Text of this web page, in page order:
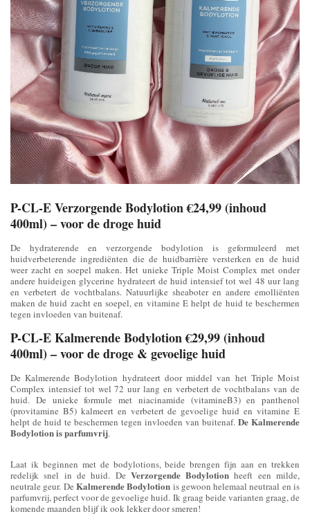
P-CL-E Verzorgende Bodylotion €24,99 (inhoud
400ml) – voor de droge huid
De hydraterende en verzorgende bodylotion is geformuleerd met
huidverbeterende ingrediënten die de huidbarrière versterken en de huid
weer zacht en soepel maken. Het unieke Triple Moist Complex met onder
andere huideigen glycerine hydrateert de huid intensief tot wel 48 uur lang
en verbetert de vochtbalans. Natuurlijke sheaboter en andere emolliënten
maken de huid zacht en soepel, en vitamine E helpt de huid te beschermen
tegen invloeden van buitenaf.
P-CL-E Kalmerende Bodylotion €29,99 (inhoud
400ml) – voor de droge & gevoelige huid
De Kalmerende Bodylotion hydrateert door middel van het Triple Moist
Complex intensief tot wel 72 uur lang en verbetert de vochtbalans van de
huid. De unieke formule met niacinamide (vitamineB3) en panthenol
(provitamine B5) kalmeert en verbetert de gevoelige huid en vitamine E
helpt de huid te beschermen tegen invloeden van buitenaf. De Kalmerende
Bodylotion is parfumvrij.
Laat ik beginnen met de bodylotions, beide brengen fijn aan en trekken
redelijk snel in de huid. De Verzorgende Bodylotion heeft een milde,
neutrale geur. De Kalmerende Bodylotion is gewoon helemaal neutraal en is
parfumvrij, perfect voor de gevoelige huid. Ik graag beide varianten graag, de
komende maanden blijf ik ook lekker door smeren!